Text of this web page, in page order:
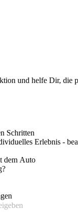
und helfe Dir, die
Schritten
Erlebnis -
dem Auto